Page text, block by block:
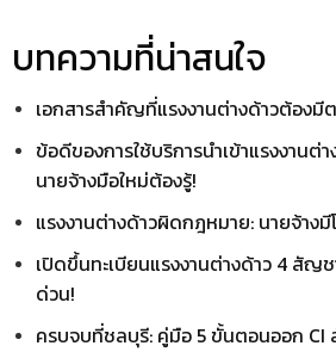
บทความที่น่าสนใจ
เอกสารสำคัญที่แรงงานต่างด้าวต้องมี
ข้อดีของการใช้บริการนำเข้าแรงงาน
นายจ้างมือใหม่ต้องรู้!
แรงงานต่างด้าวผิดกฎหมาย: นายจ้างมี
เปิดขึ้นทะเบียนแรงงานต่างด้าว 4 สัญ
ด่วน!
ครบจบที่ชลบุรี: คู่มือ 5 ขั้นตอนออก CI